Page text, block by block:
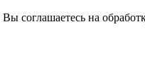
соглашаетесь на